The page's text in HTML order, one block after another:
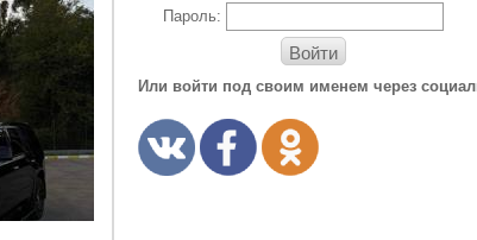
Пароль:
Войти
Или войти под своим именем через